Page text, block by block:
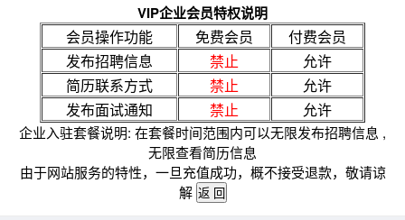
VIP企业会员特权说明
会员操作功能 免费会员
付费会员
发布招聘信息
禁止
允许
简历联系方式
禁止
允许
发布面试通知
禁止 允许
企业入驻套餐说明: 在套餐时间范围内可以无限发布招聘信息 ,
无限查看简历信息
由于网站服务的特性，一旦充值成功，概不接受退款，敬请谅
解